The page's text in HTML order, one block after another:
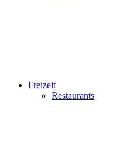
Freizeit
Restaurants